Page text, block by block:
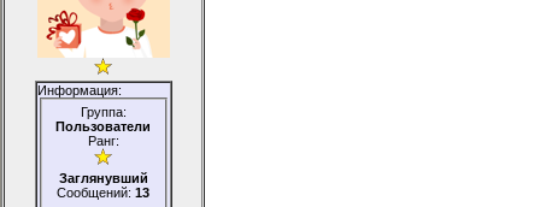
Информация:
Группа:
Пользователи
Заглянувший
Сообщений: 13